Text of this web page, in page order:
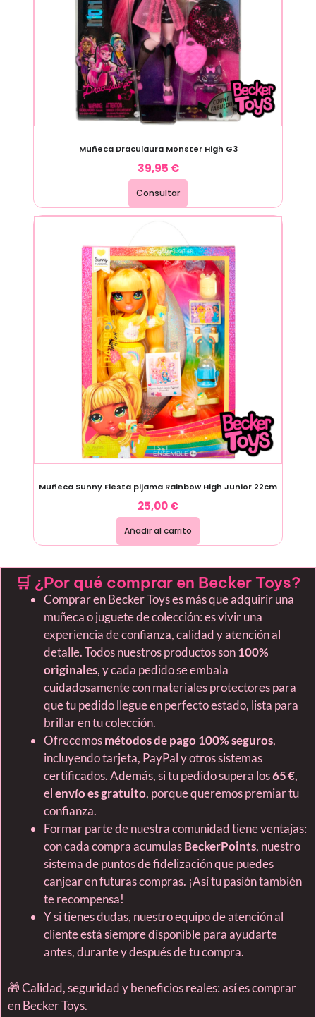
Muñeca Draculaura Monster High G3
39,95 €
Consultar
Muñeca Sunny Fiesta pijama Rainbow High Junior 22cm
25,00€
Añadir al carrito
🛒 ¿Por qué comprar en Becker Toys?
Comprar en Becker Toys es más que adquirir una
muñeca o juguete de colección: es vivir una
experiencia de confianza, calidad y atención al
detalle. Todos nuestros productos son100%
originales, y cada pedido se embala
cuidadosamente con materiales protectores para
que tu pedido llegue en perfecto estado, lista para
brillar en tu colección.
Ofrecemosmétodos de pago 100% seguros,
incluyendo tarjeta, PayPal y otros sistemas
certificados. Además, si tu pedido supera los65 €,
elenvío es gratuito, porque queremos premiar tu
confianza.
Formar parte de nuestra comunidad tiene ventajas:
con cada compra acumulasBeckerPoints, nuestro
sistema de puntos de fidelización que puedes
canjear en futuras compras. ¡Así tu pasión también
te recompensa!
Y si tienes dudas, nuestro equipo de atención al
cliente está siempre disponible para ayudarte
antes, durante y después de tu compra.
🎁 Calidad, seguridad y beneficios reales: así es comprar
en Becker Toys.